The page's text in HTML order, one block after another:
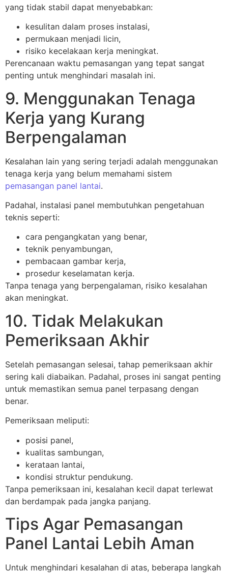
yang tidak stabil dapat menyebabkan:
kesulitan dalam proses instalasi,
permukaan menjadi licin,
risiko kecelakaan kerja meningkat.
Perencanaan waktu pemasangan yang tepat sangat
penting untuk menghindari masalah ini.
9. Menggunakan Tenaga
Kerja yang Kurang
Berpengalaman
Kesalahan lain yang sering terjadi adalah menggunakan
tenaga kerja yang belum memahami sistem
pemasangan panel lantai.
Padahal, instalasi panel membutuhkan pengetahuan
teknis seperti:
cara pengangkatan yang benar,
teknik penyambungan,
pembacaan gambar kerja,
prosedur keselamatan kerja.
Tanpa tenaga yang berpengalaman, risiko kesalahan
akan meningkat.
10. Tidak Melakukan
Pemeriksaan Akhir
Setelah pemasangan selesai, tahap pemeriksaan akhir
sering kali diabaikan. Padahal, proses ini sangat penting
untuk memastikan semua panel terpasang dengan
benar.
Pemeriksaan meliputi:
posisi panel,
kualitas sambungan,
kerataan lantai,
kondisi struktur pendukung.
Tanpa pemeriksaan ini, kesalahan kecil dapat terlewat
dan berdampak pada jangka panjang.
Tips Agar Pemasangan
Panel Lantai Lebih Aman
Untuk menghindari kesalahan di atas, beberapa langkah